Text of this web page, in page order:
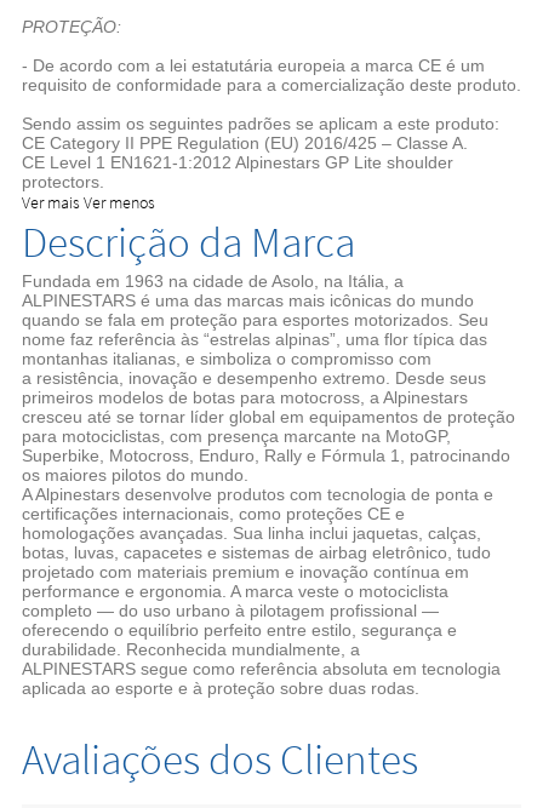
PROTEÇÃO:
- De acordo com a lei estatutária europeia a marca CE é um
requisito de conformidade para a comercialização deste produto.
Sendo assim os seguintes padrões se aplicam a este produto:
CE Category II PPE Regulation (EU) 2016/425 – Classe A.
CE Level 1 EN1621-1:2012 Alpinestars GP Lite shoulder
protectors.
Ver maisVer menos
Descrição da Marca
Fundada em 1963 na cidade de Asolo, na Itália, a
ALPINESTARSé uma das marcas mais icônicas do mundo
quando se fala em proteção para esportes motorizados. Seu
nome faz referência às “estrelas alpinas”, uma flor típica das
montanhas italianas, e simboliza o compromisso com
a resistência, inovação e desempenho extremo. Desde seus
primeiros modelos de botas para motocross, a Alpinestars
cresceu até se tornar líder global em equipamentos de proteção
para motociclistas, com presença marcante na MotoGP,
Superbike, Motocross, Enduro, Rally e Fórmula 1, patrocinando
os maiores pilotos do mundo.
A Alpinestars desenvolve produtos com tecnologia de ponta e
certificações internacionais, como proteções CE e
homologações avançadas. Sua linha inclui jaquetas, calças,
botas, luvas, capacetes e sistemas de airbag eletrônico, tudo
projetado com materiais premium e inovação contínua em
performance e ergonomia. A marca veste o motociclista
completo — do uso urbano à pilotagem profissional —
oferecendo o equilíbrio perfeito entre estilo, segurança e
durabilidade. Reconhecida mundialmente, a
ALPINESTARSsegue como referência absoluta em tecnologia
aplicada ao esporte e à proteção sobre duas rodas.
Avaliações dos Clientes